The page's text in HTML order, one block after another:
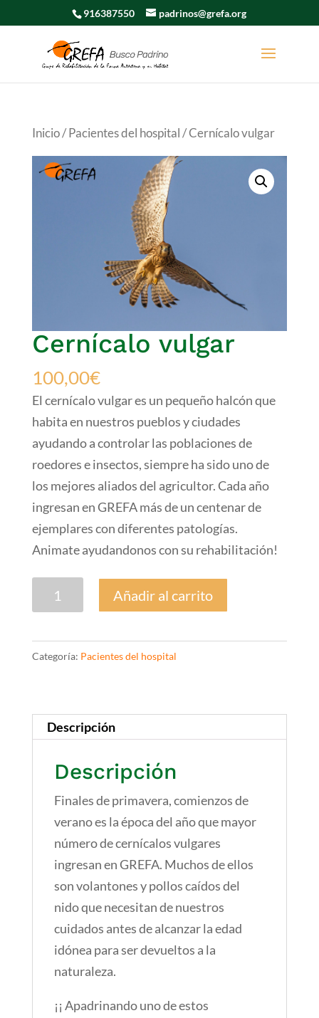
916387550 padrinos@grefa.org
Inicio/ Pacientes del hospital / Cernícalo vulgar
Cernícalo vulgar
100,00€
El cernícalo vulgar es un pequeño halcón que
habita en nuestros pueblos y ciudades
ayudando a controlar las poblaciones de
roedores e insectos, siempre ha sido uno de
los mejores aliados del agricultor. Cada año
ingresan en GREFA más de un centenar de
ejemplares con diferentes patologías.
Animate ayudandonos con su rehabilitación!
Cernícalo
vulgar
Añadir al carrito
Categoría: Pacientes del hospital
Descripción
Descripción
Finales de primavera, comienzos de
verano es la época del año que mayor
número de cernícalos vulgares
ingresan en GREFA. Muchos de ellos
son volantones y pollos caídos del
nido que necesitan de nuestros
cuidados antes de alcanzar la edad
idónea para ser devueltos a la
naturaleza.
¡¡ Apadrinando uno de estos